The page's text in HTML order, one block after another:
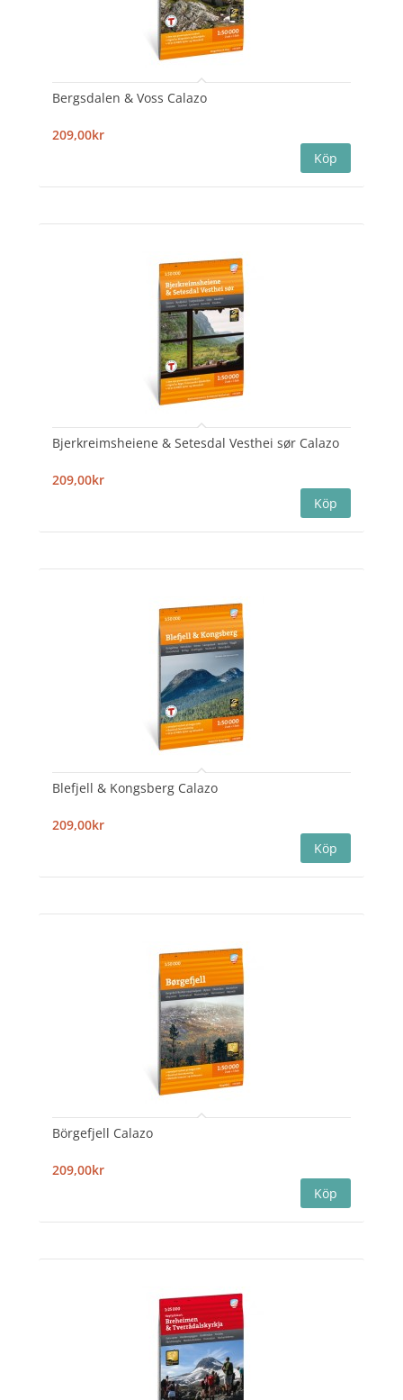
Bergsdalen & Voss Calazo
209,00kr
Bjerkreimsheiene & Setesdal Vesthei sør Calazo
209,00kr
Blefjell & Kongsberg Calazo
209,00kr
Börgefjell Calazo
209,00kr